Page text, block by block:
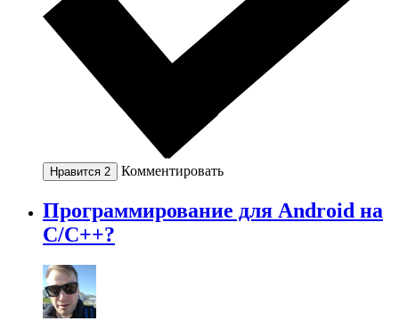
Нравится 2 Комментировать
Программирование для Android на
С/С++?